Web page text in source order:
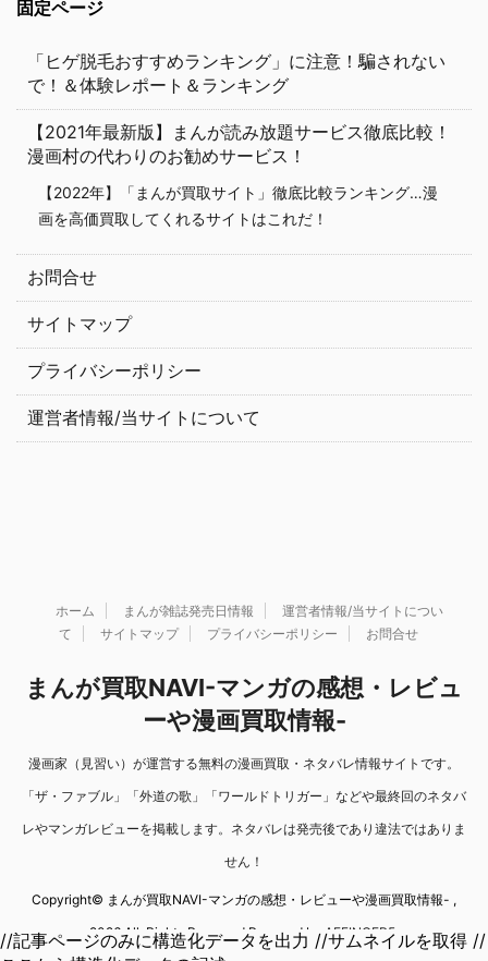
固定ページ
「ヒゲ脱毛おすすめランキング」に注意！騙されない
で！＆体験レポート＆ランキング
【2021年最新版】まんが読み放題サービス徹底比較！
漫画村の代わりのお勧めサービス！
【2022年】「まんが買取サイト」徹底比較ランキング…漫
画を高価買取してくれるサイトはこれだ！
お問合せ
サイトマップ
プライバシーポリシー
運営者情報/当サイトについて
ホーム まんが雑誌発売日情報
運営者情報/当サイトについ
て
サイトマップ プライバシーポリシー お問合せ
まんが買取NAVI-マンガの感想・レビュ
ーや漫画買取情報-
漫画家（見習い）が運営する無料の漫画買取・ネタバレ情報サイトです。
「ザ・ファブル」「外道の歌」「ワールドトリガー」などや最終回のネタバ
レやマンガレビューを掲載します。ネタバレは発売後であり違法ではありま
せん！
Copyright© まんが買取NAVI-マンガの感想・レビューや漫画買取情報- ,
2026 All Rights Reserved Powered by AFFINGER5
//記事ページのみに構造化データを出力 //サムネイルを取得 //